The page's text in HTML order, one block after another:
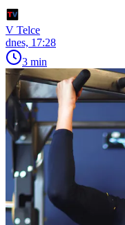
V Telce
dnes, 17:28
3 min